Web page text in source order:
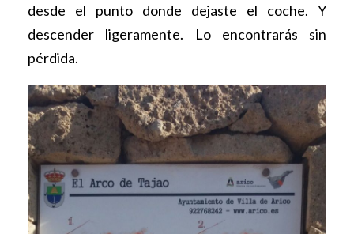
desde el punto donde dejaste el coche. Y
descender ligeramente. Lo encontrarás sin
pérdida.